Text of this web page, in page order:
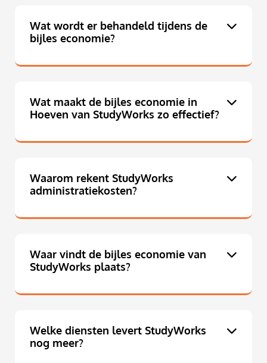
Wat wordt er behandeld tijdens de
bijles economie?
Wat maakt de bijles economie in
Hoeven van StudyWorks zo effectief?
Waarom rekent StudyWorks
administratiekosten?
Waar vindt de bijles economie van
StudyWorks plaats?
Welke diensten levert StudyWorks
nog meer?